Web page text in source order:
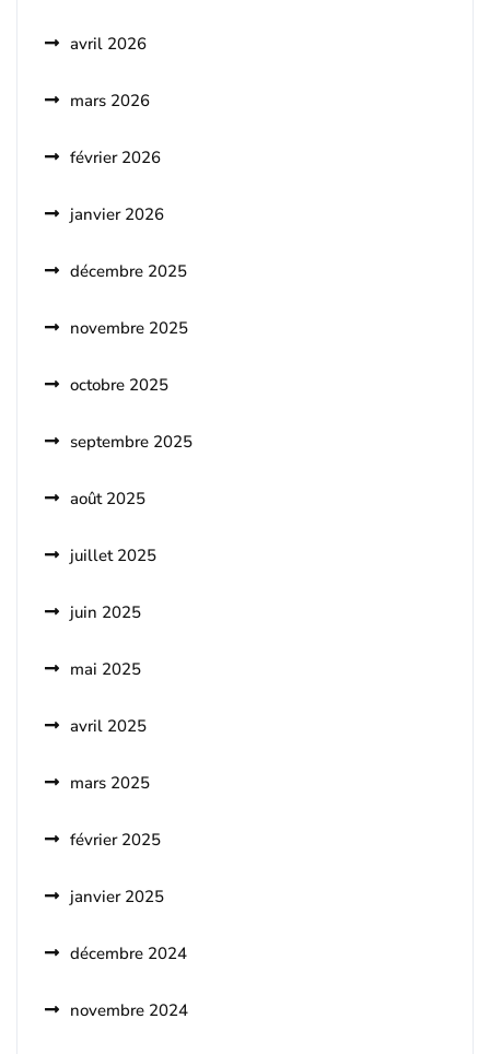
avril 2026
mars 2026
février 2026
janvier 2026
décembre 2025
novembre 2025
octobre 2025
septembre 2025
août 2025
juillet 2025
juin 2025
mai 2025
avril 2025
mars 2025
février 2025
janvier 2025
décembre 2024
novembre 2024